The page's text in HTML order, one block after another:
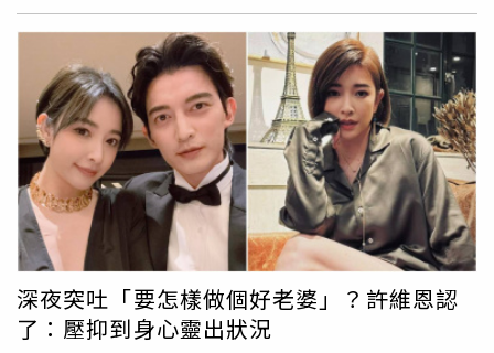
洪家傑閃婚後才發現，彼此在價值觀上與孩子的教養問題無
法達共識，2人關係才漸行漸遠。女星楊千霈離婚後才剛恢
單2個月，就被爆出熱戀建材業小開，且對方長相神似台灣
隊長陳傑憲。（圖／擷取自Facebook／楊千霈 Pink Yang）
宣布投入單身市場才2個月，楊千霈身邊疑似又有新對象，
根據《鏡週刊》報導，楊千霈上月底出席好友陳志強的婚
禮，第一次見到擔任伴郎的Jeremy時就相當有好感，後來
在陳志強的撮合下，2人感情升溫越靠越近。據悉，楊千霈
的新歡Jeremy不僅外表神似台灣隊長陳傑憲，還是富二代
建材小開，最近才剛接下家族企業的棒子，對方同樣離過婚
有小孩，感情背景頗為相似。
深夜突吐「要怎樣做個好老婆」？許維恩認
了：壓抑到身心靈出狀況